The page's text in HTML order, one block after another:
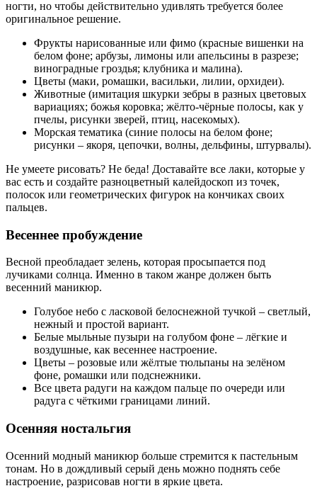
ногти, но чтобы действительно удивлять требуется более
оригинальное решение.
Фрукты нарисованные или фимо (красные вишенки на
белом фоне; арбузы, лимоны или апельсины в разрезе;
виноградные гроздья; клубника и малина).
Цветы (маки, ромашки, васильки, лилии, орхидеи).
Животные (имитация шкурки зебры в разных цветовых
вариациях; божья коровка; жёлто-чёрные полосы, как у
пчелы, рисунки зверей, птиц, насекомых).
Морская тематика (синие полосы на белом фоне;
рисунки – якоря, цепочки, волны, дельфины, штурвалы).
Не умеете рисовать? Не беда! Доставайте все лаки, которые у
вас есть и создайте разноцветный калейдоскоп из точек,
полосок или геометрических фигурок на кончиках своих
пальцев.
Весеннее пробуждение
Весной преобладает зелень, которая просыпается под
лучиками солнца. Именно в таком жанре должен быть
весенний маникюр.
Голубое небо с ласковой белоснежной тучкой – светлый,
нежный и простой вариант.
Белые мыльные пузыри на голубом фоне – лёгкие и
воздушные, как весеннее настроение.
Цветы – розовые или жёлтые тюльпаны на зелёном
фоне, ромашки или подснежники.
Все цвета радуги на каждом пальце по очереди или
радуга с чёткими границами линий.
Осенняя ностальгия
Осенний модный маникюр больше стремится к пастельным
тонам. Но в дождливый серый день можно поднять себе
настроение, разрисовав ногти в яркие цвета.